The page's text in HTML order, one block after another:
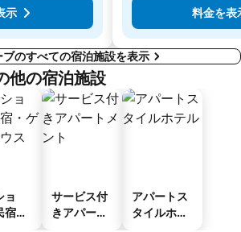
示
料金を表
ブのすべての宿泊施設を表示
他の宿泊施設
ョ
宿・
サービス付
きアパート
アパートス
タイルホテ